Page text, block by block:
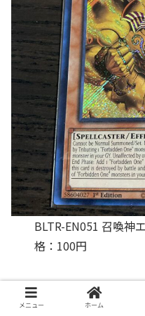
BLTR-EN051 召喚
格：100円
メニュー ホーム